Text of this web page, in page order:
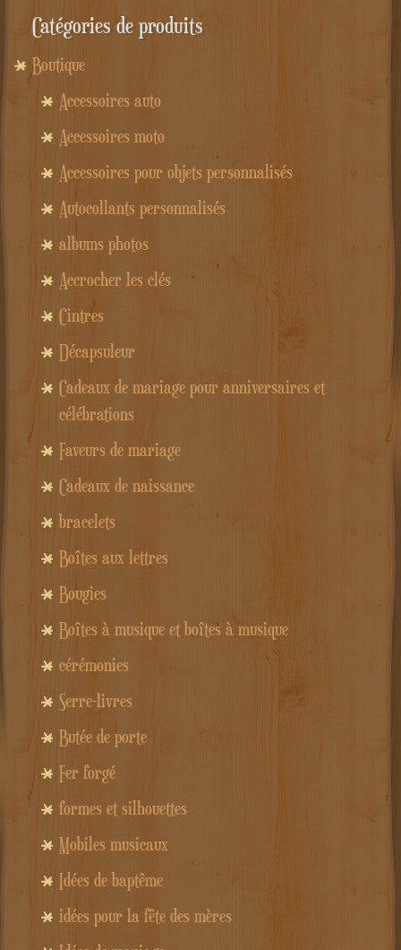
Catégories de produits
Boutique
Accessoires auto
Accessoires moto
Accessoires pour objets personnalisés
Autocollants personnalisés
albums photos
Accrocher les clés
Cintres
Décapsuleur
Cadeaux de mariage pour anniversaires et
célébrations
Faveurs de mariage
Cadeaux de naissance
bracelets
Boîtes aux lettres
Bougies
Boîtes à musique et boîtes à musique
cérémonies
Serre-livres
Butée de porte
Fer forgé
formes et silhouettes
Mobiles musicaux
Idées de baptême
idées pour la fête des mères